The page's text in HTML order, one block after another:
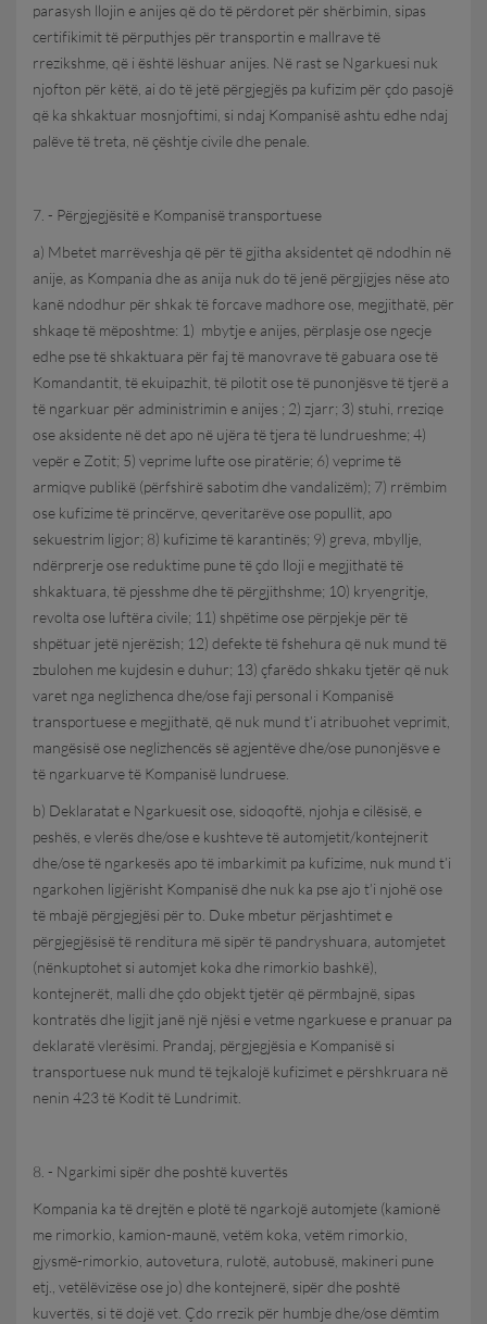
parasysh llojin e anijes që do të përdoret për shërbimin, sipas
certifikimit të përputhjes për transportin e mallrave të
rrezikshme, që i është lëshuar anijes. Në rast se Ngarkuesi nuk
njofton për këtë, ai do të jetë përgjegjës pa kufizim për çdo pasojë
që ka shkaktuar mosnjoftimi, si ndaj Kompanisë ashtu edhe ndaj
palëve të treta, në çështje civile dhe penale.
7. - Përgjegjësitë e Kompanisë transportuese
a) Mbetet marrëveshja që për të gjitha aksidentet që ndodhin në
anije, as Kompania dhe as anija nuk do të jenë përgjigjes nëse ato
kanë ndodhur për shkak të forcave madhore ose, megjithatë, për
shkaqe të mëposhtme: 1) mbytje e anijes, përplasje ose ngecje
edhe pse të shkaktuara për faj të manovrave të gabuara ose të
Komandantit, të ekuipazhit, të pilotit ose të punonjësve të tjerë a
të ngarkuar për administrimin e anijes ; 2) zjarr; 3) stuhi, rreziqe
ose aksidente në det apo në ujëra të tjera të lundrueshme; 4)
vepër e Zotit; 5) veprime lufte ose piratërie; 6) veprime të
armiqve publikë (përfshirë sabotim dhe vandalizëm); 7) rrëmbim
ose kufizime të princërve, qeveritarëve ose popullit, apo
sekuestrim ligjor; 8) kufizime të karantinës; 9) greva, mbyllje,
ndërprerje ose reduktime pune të çdo lloji e megjithatë të
shkaktuara, të pjesshme dhe të përgjithshme; 10) kryengritje,
revolta ose luftëra civile; 11) shpëtime ose përpjekje për të
shpëtuar jetë njerëzish; 12) defekte të fshehura që nuk mund të
zbulohen me kujdesin e duhur; 13) çfarëdo shkaku tjetër që nuk
varet nga neglizhenca dhe/ose faji personal i Kompanisë
transportuese e megjithatë, që nuk mund t’i atribuohet veprimit,
mangësisë ose neglizhencës së agjentëve dhe/ose punonjësve e
të ngarkuarve të Kompanisë lundruese.
b) Deklaratat e Ngarkuesit ose, sidoqoftë, njohja e cilësisë, e
peshës, e vlerës dhe/ose e kushteve të automjetit/kontejnerit
dhe/ose të ngarkesës apo të imbarkimit pa kufizime, nuk mund t’i
ngarkohen ligjërisht Kompanisë dhe nuk ka pse ajo t’i njohë ose
të mbajë përgjegjësi për to. Duke mbetur përjashtimet e
përgjegjësisë të renditura më sipër të pandryshuara, automjetet
(nënkuptohet si automjet koka dhe rimorkio bashkë),
kontejnerët, malli dhe çdo objekt tjetër që përmbajnë, sipas
kontratës dhe ligjit janë një njësi e vetme ngarkuese e pranuar pa
deklaratë vlerësimi. Prandaj, përgjegjësia e Kompanisë si
transportuese nuk mund të tejkalojë kufizimet e përshkruara në
nenin 423 të Kodit të Lundrimit.
8. - Ngarkimi sipër dhe poshtë kuvertës
Kompania ka të drejtën e plotë të ngarkojë automjete (kamionë
me rimorkio, kamion-maunë, vetëm koka, vetëm rimorkio,
gjysmë-rimorkio, autovetura, rulotë, autobusë, makineri pune
etj., vetëlëvizëse ose jo) dhe kontejnerë, sipër dhe poshtë
kuvertës, si të dojë vet. Çdo rrezik për humbje dhe/ose dëmtim